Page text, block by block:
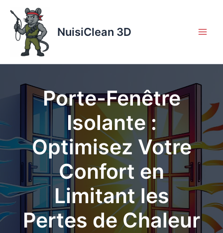
contenu
NuisiClean 3D
Porte-Fenêtre
Isolante :
Optimisez Votre
Confort en
Limitant les
Pertes de Chaleur